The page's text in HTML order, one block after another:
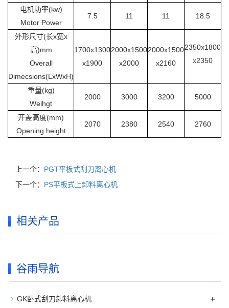
电机功率(kw)
Motor Power
7.5 11 11 18.5
外形尺寸(长x宽x
高)mm
Overall
Dimecsions(LxWxH)
1700x1300
x1900
2000x1500
x2000
2000x1500
x2160
2350x1800
x2350
重量(kg)
Weihgt
2000 3000 3200 5000
开盖高度(mm)
Opening height
2070 2380 2540 2760
上一个： PGT平板式刮刀离心机
下一个： PS平板式上卸料离心机
相关产品
谷雨导航
GK卧式刮刀卸料离心机 +